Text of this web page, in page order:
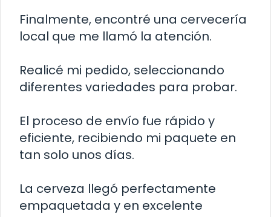
Finalmente, encontré una cervecería
local que me llamó la atención.
Realicé mi pedido, seleccionando
diferentes variedades para probar.
El proceso de envío fue rápido y
eficiente, recibiendo mi paquete en
tan solo unos días.
La cerveza llegó perfectamente
empaquetada y en excelente